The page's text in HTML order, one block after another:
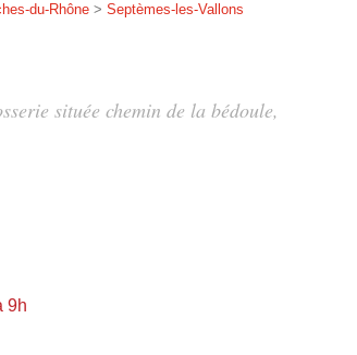
du-Rhône > Septèmes-les-Vallons
située chemin de la bédoule,
9h